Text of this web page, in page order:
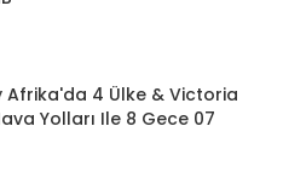
Afrika'da 4 Ülke & Victoria
Yolları Ile 8 Gece 07